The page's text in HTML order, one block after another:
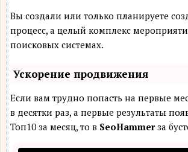
Вы создали или только планируете
процесс, а целый комплекс
поисковых системах.
Ускорение продвижения
Если вам трудно попасть на первые
в десятки раз, а первые результаты
Топ10 за месяц, то в SeoHammerза